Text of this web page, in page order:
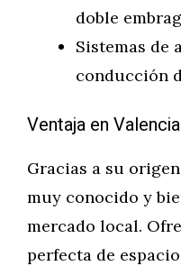
doble
Sistemas de
conducción
Ventaja en
Gracias a su
muy conocido y
mercado local.
perfecta de